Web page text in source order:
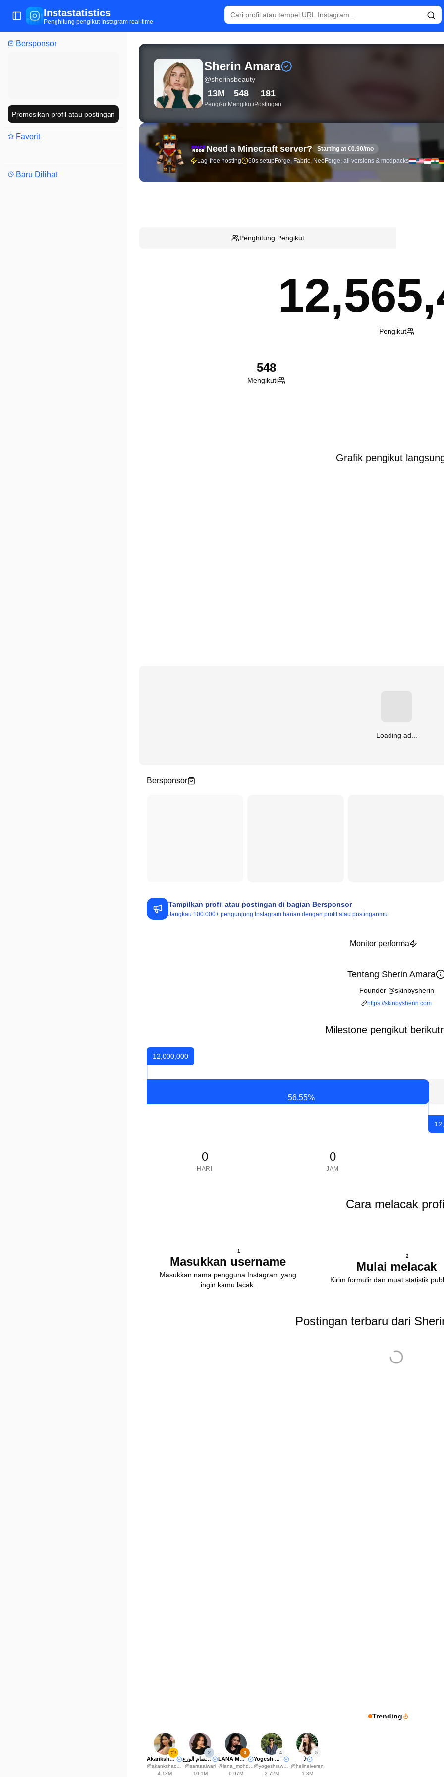
Bersponsor
Promosikan profil atau postingan
Favorit
Baru Dilihat
Buka/tutup menu
Instastatistics
Penghitung pengikut Instagram real-time
Statistik Instagram langsung dan analisis pengikut untuk Sherin Amara
Sherin Amara
@sherinsbeauty
13M
Pengikut
548
Mengikuti
181
Postingan
Need a Minecraft server?
Starting at €0.90/mo
Lag-free hosting
60s setupForge, Fabric, NeoForge, all versions & modpacks
Penghitung Pengikut
Pengikut
548
Mengikuti
Grafik pengikut
Loading ad...
Bersponsor
Tampilkan profil atau postingan di bagian Bersponsor
Jangkau 100.000+ pengunjung Instagram harian dengan profil atau postinganmu.
Monitor performa
Tentang Sherin Amara
Founder @skinbysherin
https://skinbysherin.com
Milestone pengikut
12,000,000
56.55%
0
HARI
0
JAM
Cara melacak
1
Masukkan username
Masukkan nama pengguna Instagram yang
ingin kamu lacak.
2
Mulai melacak
Kirim formulir dan muat statistik
Postingan terbaru dari
Trending
Akanksha Choudhary
@akankshachoudhary_official
4.13M
2
سارة عصام الورع
@saraaalwari
10.1M
3
LANA MOHD | لانا محمد
@lana_mohd89
6.97M
4
Yogesh Rawat
@yogeshrawat04
2.72M
5
☽
@helinelveren
1.3M